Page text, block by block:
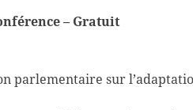
– Gratuit
parlementaire sur